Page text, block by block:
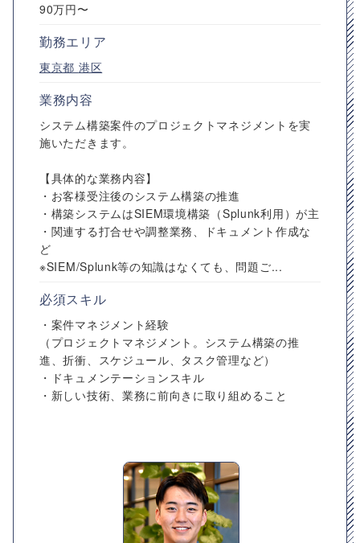
90万円〜
勤務エリア
東京都 港区
業務内容
システム構築案件のプロジェクトマネジメントを実
施いただきます。
【具体的な業務内容】
・お客様受注後のシステム構築の推進
・構築システムはSIEM環境構築（Splunk利用）が主
・関連する打合せや調整業務、ドキュメント作成な
ど
※SIEM/Splunk等の知識はなくても、問題ご...
必須スキル
・案件マネジメント経験
（プロジェクトマネジメント。システム構築の推
進、折衝、スケジュール、タスク管理など）
・ドキュメンテーションスキル
・新しい技術、業務に前向きに取り組めること